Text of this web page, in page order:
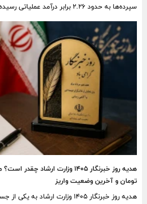
سپرده‌ها به حدود ۲.۲۶ برابر درآمد
از مرز ۱۰.۹۷ همت عبور کرده است.
تومان و آخرین وضعیت واریز